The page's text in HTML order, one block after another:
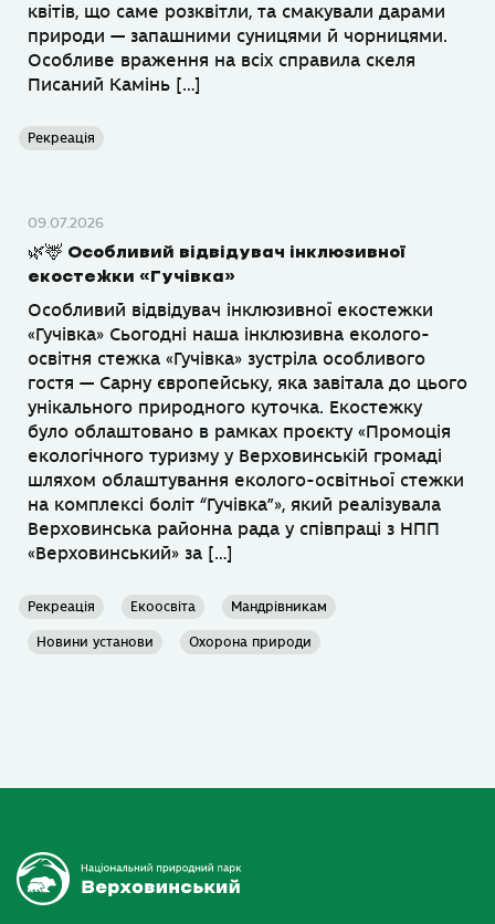
квітів, що саме розквітли, та смакували дарами
природи — запашними суницями й чорницями.
Особливе враження на всіх справила скеля
Писаний Камінь […]
Рекреація
09.07.2026
🌿🦌 Особливий відвідувач інклюзивної
екостежки «Гучівка»
Особливий відвідувач інклюзивної екостежки
«Гучівка» Сьогодні наша інклюзивна еколого-
освітня стежка «Гучівка» зустріла особливого
гостя — Сарну європейську, яка завітала до цього
унікального природного куточка. Екостежку
було облаштовано в рамках проєкту «Промоція
екологічного туризму у Верховинській громаді
шляхом облаштування еколого-освітньої стежки
на комплексі боліт “Гучівка”», який реалізувала
Верховинська районна рада у співпраці з НПП
«Верховинський» за […]
Рекреація Екоосвіта Мандрівникам
Новини установи Охорона природи